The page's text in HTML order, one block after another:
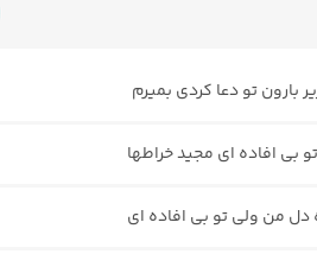
بارون تو دعا کردی بمیرم
بی افاده ای مجید خراطها
دل من ولی تو بی افاده ای